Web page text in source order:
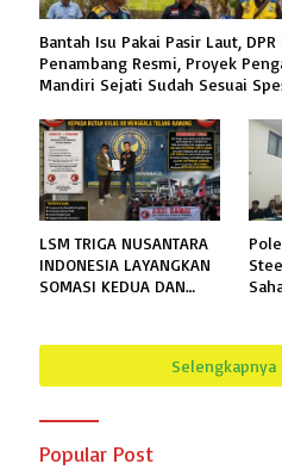
Bantah Isu Pakai Pasir Laut,
Penambang Resmi, Proyek
Mandiri Sejati Sudah Sesuai
LSM TRIGA NUSANTARA
INDONESIA LAYANGKAN
SOMASI KEDUA DAN
MENGGALA TERKAIT
Selengkapnya
Popular Post